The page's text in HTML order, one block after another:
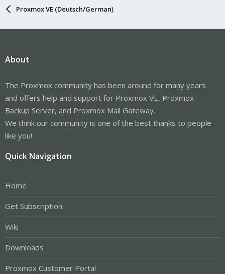
Proxmox VE (Deutsch/German)
About
The Proxmox community has been around for many years
and offers help and support for Proxmox VE, Proxmox
Backup Server, and Proxmox Mail Gateway.
We think our community is one of the best thanks to people
like you!
Quick Navigation
Home
Get Subscription
Wiki
Downloads
Proxmox Customer Portal